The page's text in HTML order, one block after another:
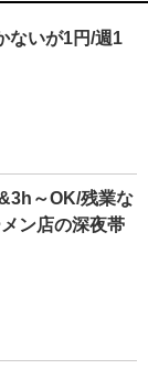
ないが1円/週1
～OK/残業な
ン店の深夜帯